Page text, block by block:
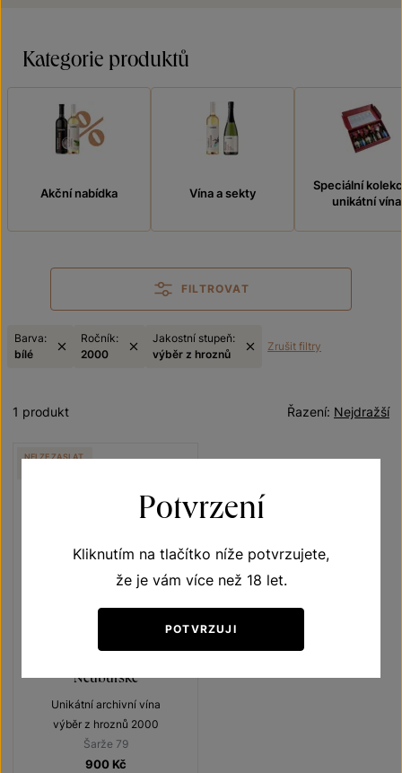
Kategorie produktů
Akční nabídka Vína a sekty
Speciální
unikátní vína
FILTROVAT
Barva:
bílé
Ročník:
2000
Jakostní stupeň:
výběr z hroznů
Zrušit filtry
Nejdražší
Řazení:
1 produkt
Neuburské
Unikátní archivní vína
výběr z hroznů 2000
Šarže 79
900 Kč
NELZE ZASLAT
Potvrzení
Kliknutím na tlačítko níže potvrzujete,
že je vám více než 18 let.
POTVRZUJI